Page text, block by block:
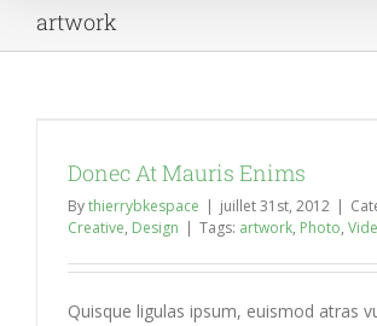
artwork
Donec At Mauris Enims
Bythierrybkespace | juillet 31st, 2012 |
Creative, Design | Tags: artwork, Photo,
Quisque ligulas ipsum, euismod atras